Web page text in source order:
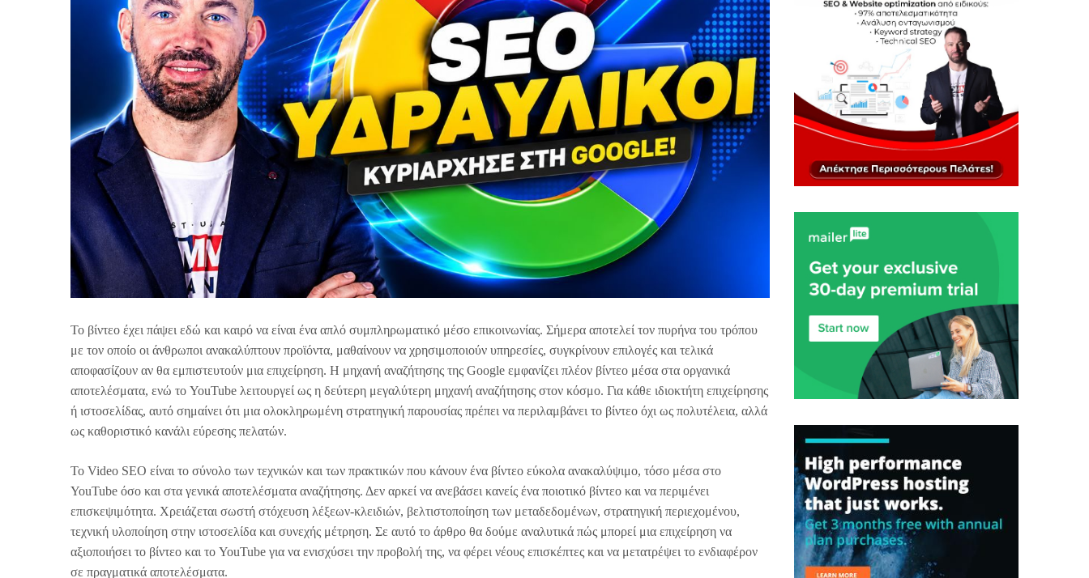
Το βίντεο έχει πάψει εδώ και καιρό να είναι ένα απλό συμπληρωματικό μέσο επικοινωνίας. Σήμερα αποτελεί τον πυρήνα του τρόπου
με τον οποίο οι άνθρωποι ανακαλύπτουν προϊόντα, μαθαίνουν να χρησιμοποιούν υπηρεσίες, συγκρίνουν επιλογές και τελικά
αποφασίζουν αν θα εμπιστευτούν μια επιχείρηση. Η μηχανή αναζήτησης της Google εμφανίζει πλέον βίντεο μέσα στα οργανικά
αποτελέσματα, ενώ το YouTube λειτουργεί ως η δεύτερη μεγαλύτερη μηχανή αναζήτησης στον κόσμο. Για κάθε ιδιοκτήτη επιχείρησης
ή ιστοσελίδας, αυτό σημαίνει ότι μια ολοκληρωμένη στρατηγική παρουσίας πρέπει να περιλαμβάνει το βίντεο όχι ως πολυτέλεια, αλλά
ως καθοριστικό κανάλι εύρεσης πελατών.
Το Video SEO είναι το σύνολο των τεχνικών και των πρακτικών που κάνουν ένα βίντεο εύκολα ανακαλύψιμο, τόσο μέσα στο
YouTube όσο και στα γενικά αποτελέσματα αναζήτησης. Δεν αρκεί να ανεβάσει κανείς ένα ποιοτικό βίντεο και να περιμένει
επισκεψιμότητα. Χρειάζεται σωστή στόχευση λέξεων-κλειδιών, βελτιστοποίηση των μεταδεδομένων, στρατηγική περιεχομένου,
τεχνική υλοποίηση στην ιστοσελίδα και συνεχής μέτρηση. Σε αυτό το άρθρο θα δούμε αναλυτικά πώς μπορεί μια επιχείρηση να
αξιοποιήσει το βίντεο και το YouTube για να ενισχύσει την προβολή της, να φέρει νέους επισκέπτες και να μετατρέψει το ενδιαφέρον
σε πραγματικά αποτελέσματα.